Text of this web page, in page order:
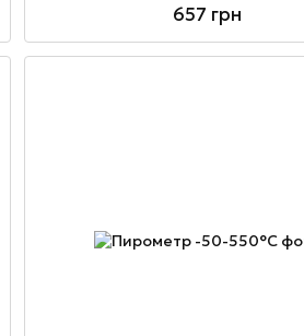
657 грн